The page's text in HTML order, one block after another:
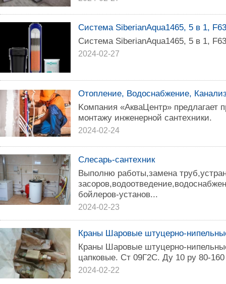
Система SiberianAqua1465, 5 в 1,
Система SiberianAqua1465, 5 в 1,
2024-02-27
Отопление, Водоснабжение,
Kомпания «АкваЦeнтр» предлагает
монтажу инженерной сантехники.
2024-02-24
Слесарь-сантехник
Выполню работы,замена
бойлеров-установ...
2024-02-23
Краны Шаровые штуцерно-
Краны Шаровые штуцерно-
цапковые. Ст 09Г2С. Ду 10 ру 80-
2024-02-22